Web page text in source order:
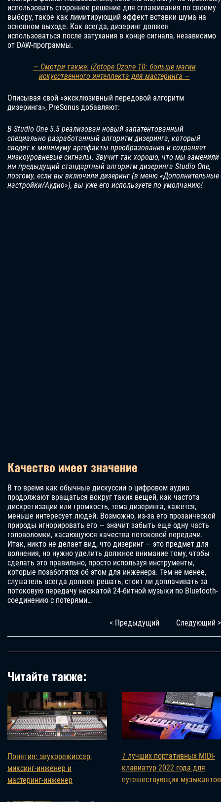
использовать стороннее решение для сглаживания по своему
выбору, такое как лимитирующий эффект вставки шума на
основном выходе. Как всегда, дизеринг должен
использоваться после затухания в конце сигнала, независимо
от DAW-программы.
— Смотри также: iZotope Ozone 10: больше магии
искусственного интеллекта для мастеринга —
Описывая свой «эксклюзивный передовой алгоритм
дизеринга», PreSonus добавляют:
В Studio One 5.5 реализован новый запатентованный
специально разработанный алгоритм дизеринга, который
сводит к минимуму артефакты преобразования и сохраняет
низкоуровневые сигналы. Звучит так хорошо, что мы заменили
им предыдущий стандартный алгоритм дизеринга Studio One,
поэтому, если вы включили дизеринг (в меню «Дополнительные
настройки/Аудио»), вы уже его используете по умолчанию!
Качество имеет значение
В то время как обычные дискуссии о цифровом аудио
продолжают вращаться вокруг таких вещей, как частота
дискретизации или громкость, тема дизеринга, кажется,
меньше интересует людей. Возможно, из-за его прозаической
природы игнорировать его — значит забыть еще одну часть
головоломки, касающуюся качества потоковой передачи.
Итак, никто не делает вид, что дизеринг — это предмет для
волнения, но нужно уделить должное внимание тому, чтобы
сделать это правильно, просто используя инструменты,
которые позаботятся об этом для инженера. Тем не менее,
слушатель всегда должен решать, стоит ли доплачивать за
потоковую передачу несжатой 24-битной музыки по Bluetooth-
соединению с потерями…
< Предыдущий Следующий >
Читайте также:
Понятия: звукорежиссер,
миксинг-инженер и
мастеринг-инженер
7 лучших портативных MIDI-
клавиатур 2022 года для
путешествующих музыкантов